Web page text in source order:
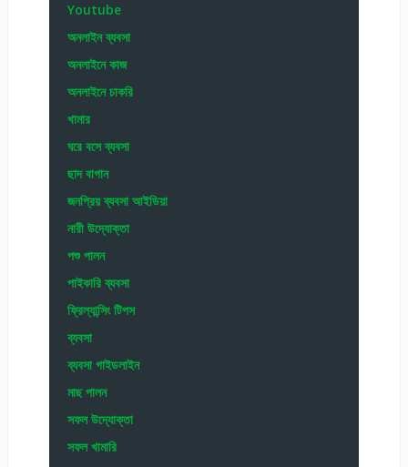
Youtube
অনলাইন ব্যবসা
অনলাইনে কাজ
অনলাইনে চাকরি
খামার
ঘরে বসে ব্যবসা
ছাদ বাগান
জনপ্রিয় ব্যবসা আইডিয়া
নারী উদ্যোক্তা
পশু পালন
পাইকারি ব্যবসা
ফ্রিল্যান্সিং টিপস
ব্যবসা
ব্যবসা গাইডলাইন
মাছ পালন
সফল উদ্যোক্তা
সফল খামারি